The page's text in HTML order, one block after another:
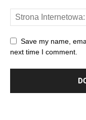
Save my name,
next time I comment.